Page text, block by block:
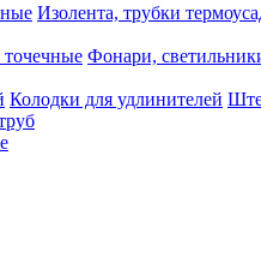
Изолента, трубки
Фонари,
Колодки для удлинителей